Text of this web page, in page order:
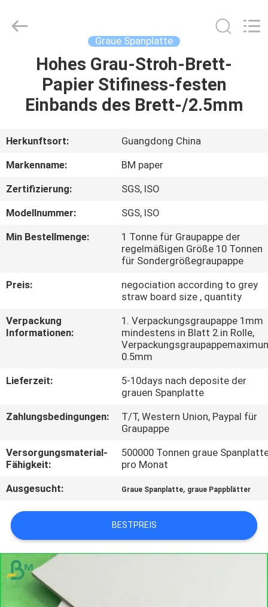
HAUSE
ÜBER
UNS
WERKSBESICHTIGUNG
QUALITÄTSKONTROLLE
MIT
UNS
NEUIGKEITEN
RECHTSSACHEN
SITEMAP
DATENSCHUTZRICHTLINIE
CO.,LTD.
Graue Spanplatte
Hohes Grau-Stroh-Brett-
Papier Stifiness-festen
Einbands des Brett-/2.5mm
Herkunftsort:
Guangdong China
Markenname:
BM paper
Zertifizierung:
SGS, ISO
Modellnummer:
SGS, ISO
Min Bestellmenge:
1 Tonne für Graupappe der
regelmäßigen Größe 10 Tonnen
für Sondergrößegraupappe
Preis:
negociation according to grey
straw board size , quantity
Verpackung
Informationen:
1. Verpackungsgraupappe 1mm
mindestens in Blatt 2.in Rolle,
0.5mm
Lieferzeit:
5-10days nach deposite der
grauen Spanplatte
Zahlungsbedingungen:
T/T, Western Union, Paypal für
Graupappe
Versorgungsmaterial-
Fähigkeit:
500000 Tonnen graue
pro Monat
Ausgesucht:
Graue Spanplatte, graue Pappblätter
BESTPREIS